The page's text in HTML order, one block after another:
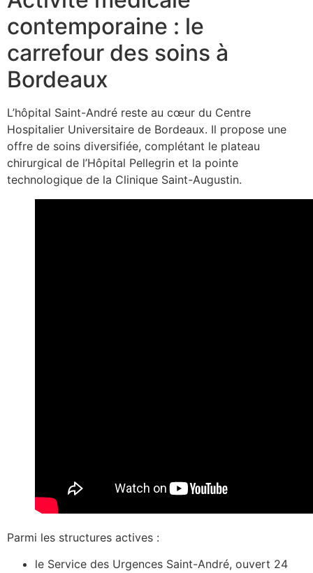
contemporaine : le
carrefour des soins à
Bordeaux
L’hôpital Saint-André reste au cœur du Centre
Hospitalier Universitaire de Bordeaux. Il propose une
offre de soins diversifiée, complétant le plateau
chirurgical de l’Hôpital Pellegrin et la pointe
technologique de la Clinique Saint-Augustin.
Parmi les structures actives :
le Service des Urgences Saint-André, ouvert 24